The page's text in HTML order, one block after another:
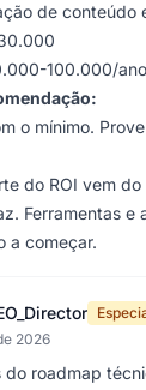
de conteúdo
100.000/ano
o mínimo.
do ROI vem
Ferramentas e
a começar.
2026
do roadmap